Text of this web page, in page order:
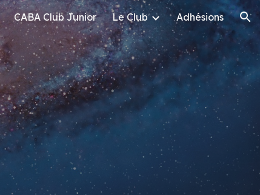
CABA Club Junior Le Club Adhésions